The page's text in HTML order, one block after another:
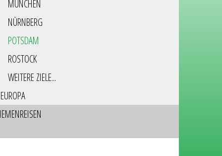
MÜNCHEN
NÜRNBERG
POTSDAM
ROSTOCK
WEITERE ZIELE...
EUROPA